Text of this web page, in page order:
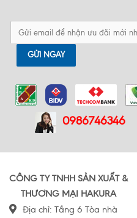
GỬI NGAY
0986746346
CÔNG TY TNHH SẢN XUẤT &
THƯƠNG MẠI HAKURA
Địa chỉ: Tầng 6 Tòa nhà